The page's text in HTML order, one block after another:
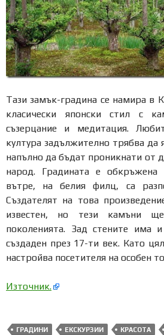
Тази замък-градина се намира в
класически японски стил с
съзерцание и медитация.
култура задължително трябва да
напълно да бъдат проникнати от
народ. Градината е обкръжена
вътре, на белия филц, са
Създателят на това
известен, но тези камъни
поколенията. Зад стените има
създаден през 17-ти век. Като
настройва посетителя на особен
Източник.
ГРАДИНИ ЕКСКУРЗИИ КРАСОТА